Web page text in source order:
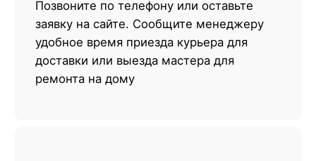
Позвоните по телефону или оставьте
заявку на сайте. Сообщите менеджеру
удобное время приезда курьера для
доставки или выезда мастера для
ремонта на дому